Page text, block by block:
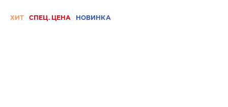
ХИТ СПЕЦ. ЦЕНА НОВИНКА